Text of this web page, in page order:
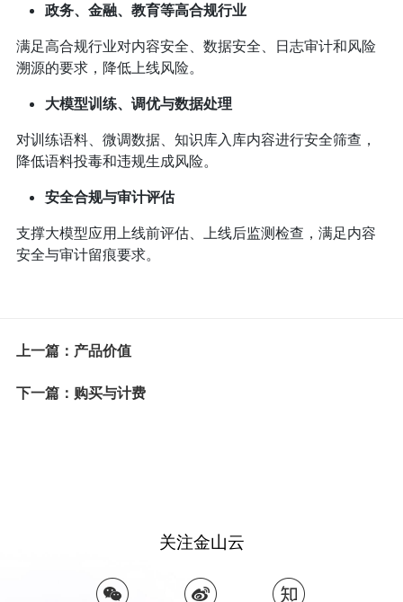
政务、金融、教育等高合规行业
满足高合规行业对内容安全、数据安全、日志审计和风险
溯源的要求，降低上线风险。
大模型训练、调优与数据处理
对训练语料、微调数据、知识库入库内容进行安全筛查，
降低语料投毒和违规生成风险。
安全合规与审计评估
支撑大模型应用上线前评估、上线后监测检查，满足内容
安全与审计留痕要求。
上一篇：产品价值
下一篇：购买与计费
关注金山云